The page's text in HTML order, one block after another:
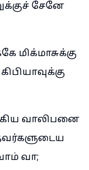
சேனே
மிக்மாசுக்கு
வாலிபனை
வா;